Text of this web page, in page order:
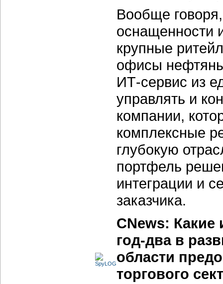
Вообще говоря,
оснащенности
крупные
офисы
ИТ-сервис из
управлять и
компании,
комплексные
глубокую
портфель
интеграции и
заказчика.
CNews: Какие
год-два в
области
торгового